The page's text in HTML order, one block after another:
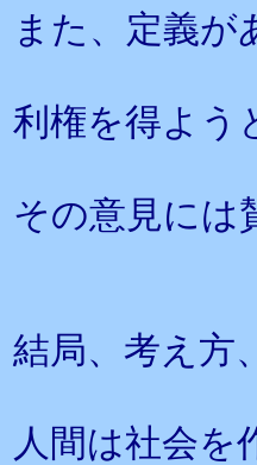
また、定義が
利権を得よう
その意見には
結局、考え方
人間は社会を